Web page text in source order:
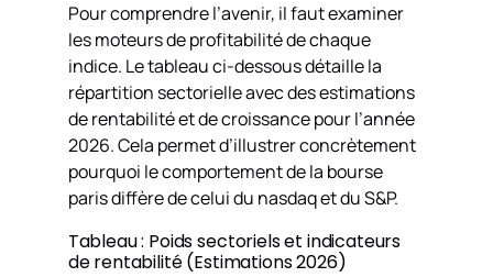
Pour comprendre l’avenir, il faut examiner
les moteurs de profitabilité de chaque
indice. Le tableau ci-dessous détaille la
répartition sectorielle avec des estimations
de rentabilité et de croissance pour l’année
2026. Cela permet d’illustrer concrètement
pourquoi le comportement de la bourse
paris diffère de celui du nasdaq et du S&P.
Tableau : Poids sectoriels et indicateurs
de rentabilité (Estimations 2026)